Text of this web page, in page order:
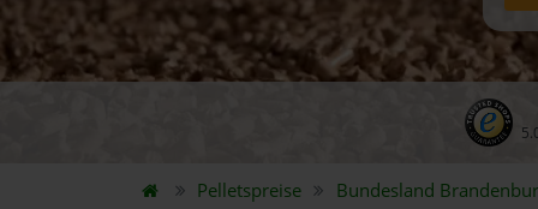
Pelletspreise Bundesland